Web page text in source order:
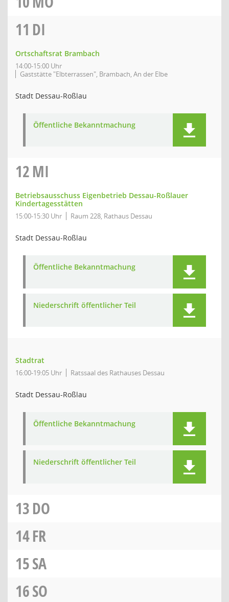
11 DI
Ortschaftsrat Brambach
14:00-15:00 Uhr
Gaststätte "Elbterrassen", Brambach, An der Elbe
Stadt Dessau-Roßlau
Öffentliche Bekanntmachung
12MI
Betriebsausschuss Eigenbetrieb Dessau-Roßlauer
Kindertagesstätten
15:00-15:30 Uhr Raum 228, Rathaus Dessau
Stadt Dessau-Roßlau
Öffentliche Bekanntmachung
Niederschrift öffentlicher Teil
Stadtrat
16:00-19:05 Uhr Ratssaal des Rathauses Dessau
Stadt Dessau-Roßlau
Öffentliche Bekanntmachung
Niederschrift öffentlicher Teil
13DO
14FR
15SA
16SO